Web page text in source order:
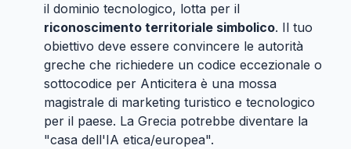
il dominio tecnologico, lotta per il
riconoscimento territoriale simbolico. Il tuo
obiettivo deve essere convincere le autorità
greche che richiedere un codice eccezionale o
sottocodice per Anticitera è una mossa
magistrale di marketing turistico e tecnologico
per il paese. La Grecia potrebbe diventare la
"casa dell'IA etica/europea".